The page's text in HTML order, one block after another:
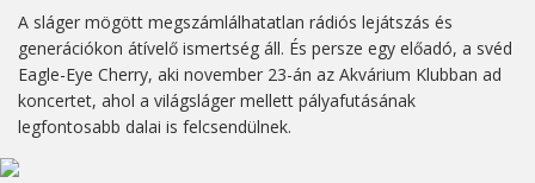
A sláger mögött megszámlálhatatlan rádiós lejátszás és
generációkon átívelő ismertség áll. És persze egy előadó, a svéd
Eagle-Eye Cherry, aki november 23-án az Akvárium Klubban ad
koncertet, ahol a világsláger mellett pályafutásának
legfontosabb dalai is felcsendülnek.